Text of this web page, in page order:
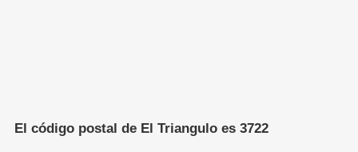
El código postal de El Triangulo es 3722